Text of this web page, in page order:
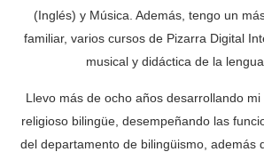
(Inglés) y Música. Además, tengo un
familiar, varios cursos de Pizarra Digital
musical y didáctica de la lengua
Llevo más de ocho años desarrollando
religioso bilingüe, desempeñando las
del departamento de bilingüismo, además